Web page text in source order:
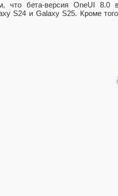
что бета-версия OneUI 8.0
S24 и Galaxy S25. Кроме